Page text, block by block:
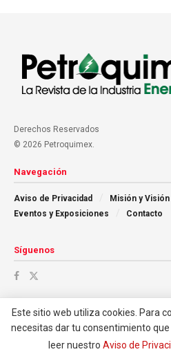
Derechos Reservados
© 2026 Petroquimex.
Navegación
Aviso de Privacidad Misión y Visión
Eventos y Exposiciones
Contacto
Síguenos
Este sitio web utiliza cookies. Para
necesitas dar tu consentimiento
leer nuestro Aviso de